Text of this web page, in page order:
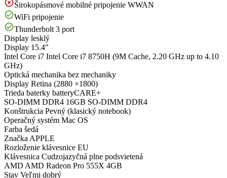
Širokopásmové mobilné pripojenie WWAN
WiFi pripojenie
Thunderbolt 3 port
Display lesklý
Display 15.4"
Intel Core i7 Intel Core i7 8750H (9M Cache, 2.20 GHz up to 4.10
GHz)
Optická mechanika bez mechaniky
Display Retina (2880 ×1800)
Trieda baterky batteryCARE+
SO-DIMM DDR4 16GB SO-DIMM DDR4
Konštrukcia Pevný (klasický notebook)
Operačný systém Mac OS
Farba šedá
Značka APPLE
Rozloženie klávesnice EU
Klávesnica Cudzojazyčná plne podsvietená
AMD AMD Radeon Pro 555X 4GB
Stav Veľmi dobrý